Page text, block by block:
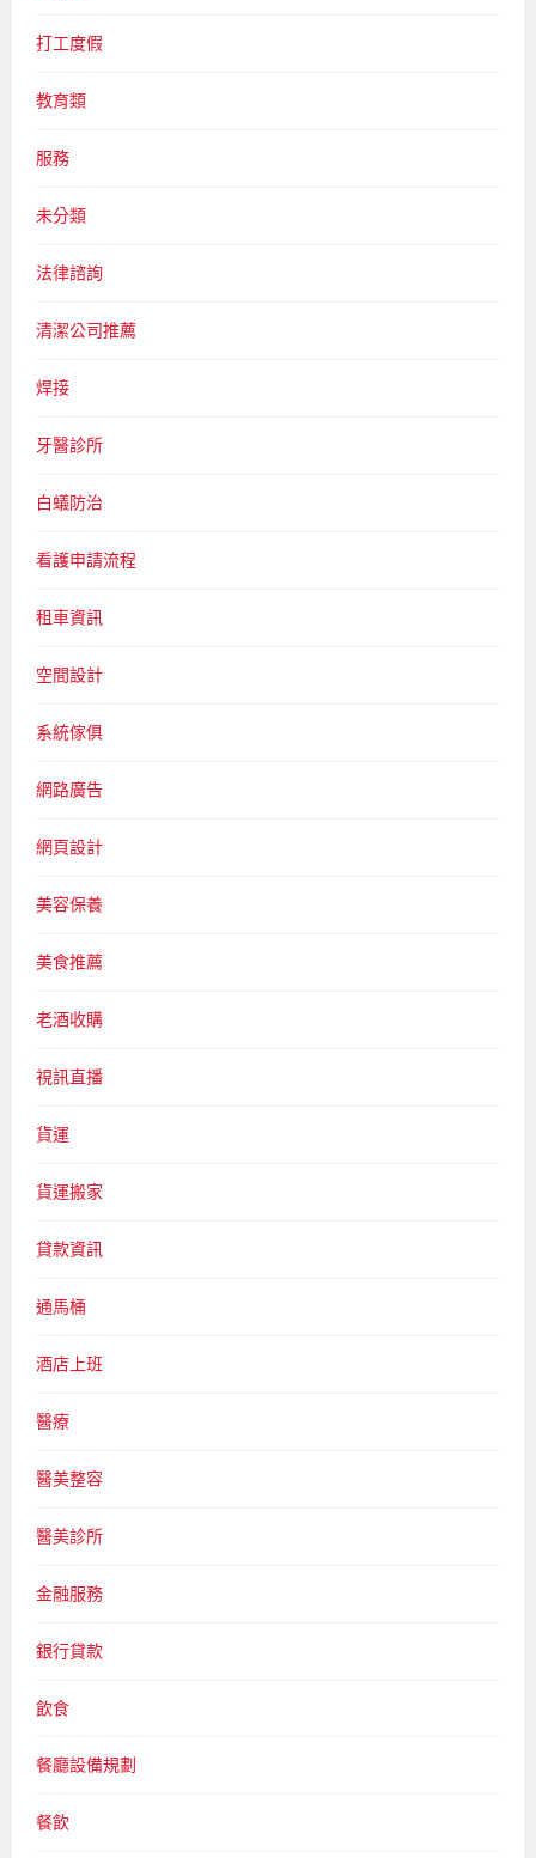
打工度假
教育類
服務
未分類
法律諮詢
清潔公司推薦
焊接
牙醫診所
白蟻防治
看護申請流程
租車資訊
空間設計
系統傢俱
網路廣告
網頁設計
美容保養
美食推薦
老酒收購
視訊直播
貨運
貨運搬家
貸款資訊
通馬桶
酒店上班
醫療
醫美整容
醫美診所
金融服務
銀行貸款
飲食
餐廳設備規劃
餐飲